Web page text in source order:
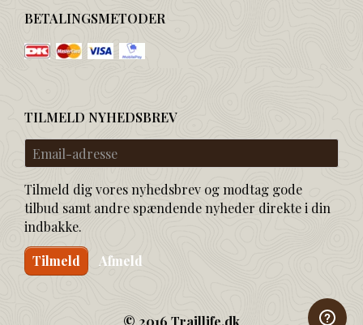
BETALINGSMETODER
TILMELD NYHEDSBREV
Email-
adresse
Tilmeld dig vores nyhedsbrev og modtag gode
tilbud samt andre spændende nyheder direkte i din
indbakke.
Tilmeld Afmeld
© 2016 Traillife.dk